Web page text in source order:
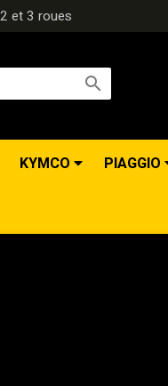
et 3 roues

KYMCO PIAGGIO